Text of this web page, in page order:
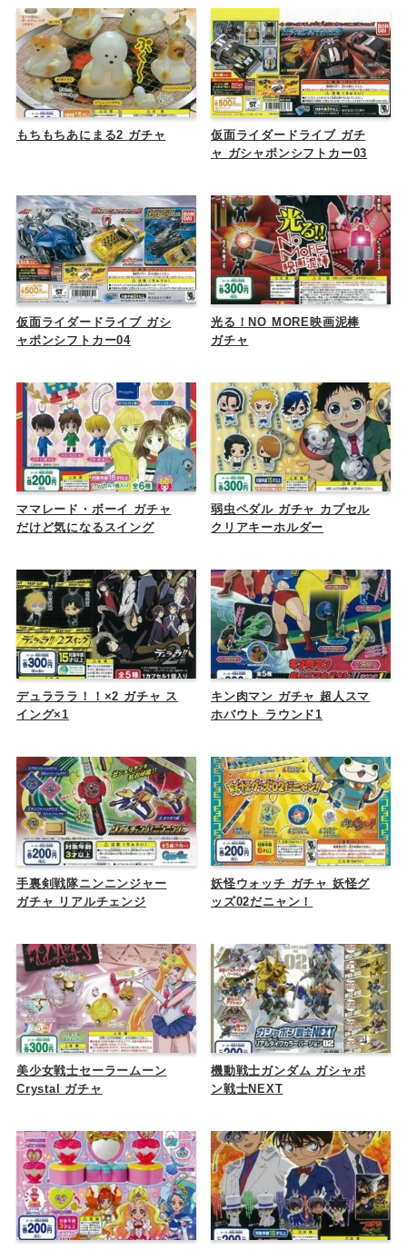
もちもちあにまる2 ガチャ
仮面ライダードライブ ガチ
ャ ガシャポンシフトカー03
仮面ライダードライブ ガシ
ャポンシフトカー04
光る！NO MORE映画泥棒
ガチャ
ママレード・ボーイ ガチャ
だけど気になるスイング
弱虫ペダル ガチャ カプセル
クリアキーホルダー
デュラララ！！×2 ガチャ ス
イング×1
キン肉マン ガチャ 超人スマ
ホバウト ラウンド1
手裏剣戦隊ニンニンジャー
ガチャ リアルチェンジ
妖怪ウォッチ ガチャ 妖怪グ
ッズ02だニャン！
美少女戦士セーラームーン
Crystal ガチャ
機動戦士ガンダム ガシャポ
ン戦士NEXT